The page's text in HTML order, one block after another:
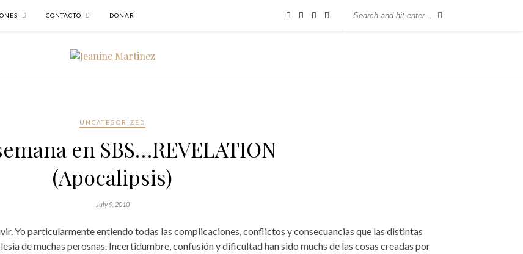
CONTACTO DONAR
UNCATEGORIZED
en SBS…REVELATION
(Apocalipsis)
July 9, 2010
Yo particularmente entiendo todas las complicaciones, conflictos y consecuancias que las distintas
de muchas perosnas. Incertidumbre, confusión y dificultad han sido muchs de las cosas creadas por